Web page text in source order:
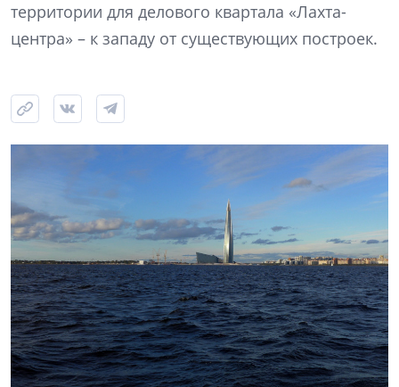
территории для делового квартала «Лахта-
центра» – к западу от существующих построек.